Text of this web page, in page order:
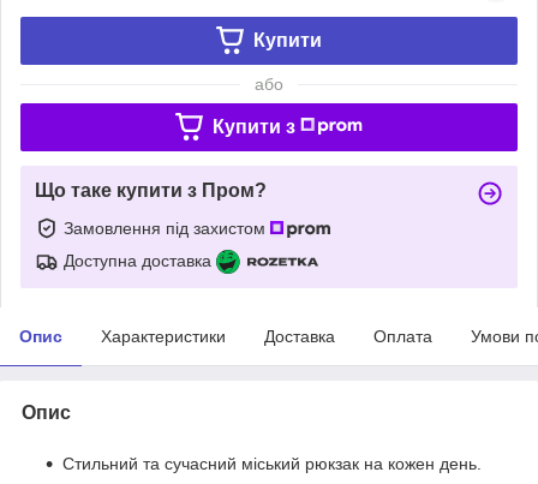
Купити
або
Купити з
Що таке купити з Пром?
Замовлення під захистом
Доступна доставка
Опис Характеристики Доставка Оплата Умови
Опис
Стильний та сучасний міський рюкзак на кожен день.